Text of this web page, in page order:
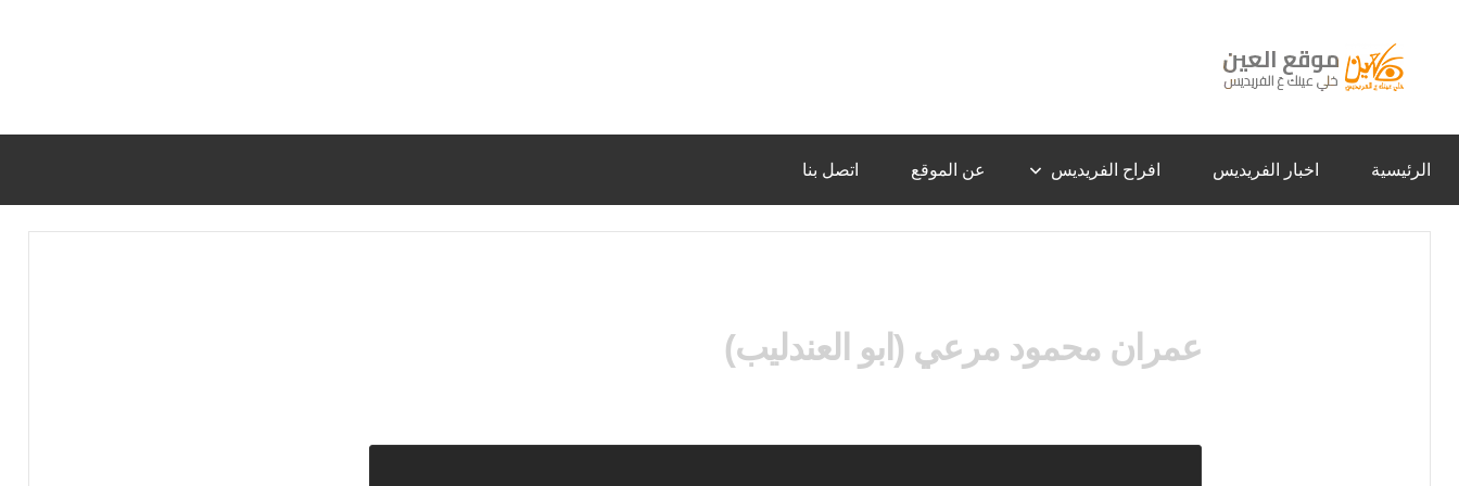
المحتوى
العين
–
عَ
الفريديس
الرئيسية اخبار الفريديس افراح الفريديس عن الموقع اتصل بنا
عمران محمود مرعي (ابو العندليب)